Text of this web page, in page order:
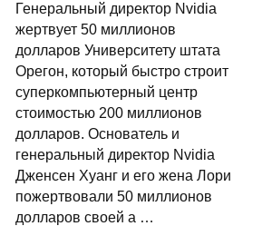
Генеральный директор Nvidia
жертвует 50 миллионов
долларов Университету штата
Орегон, который быстро строит
суперкомпьютерный центр
стоимостью 200 миллионов
долларов. Основатель и
генеральный директор Nvidia
Дженсен Хуанг и его жена Лори
пожертвовали 50 миллионов
долларов своей а …